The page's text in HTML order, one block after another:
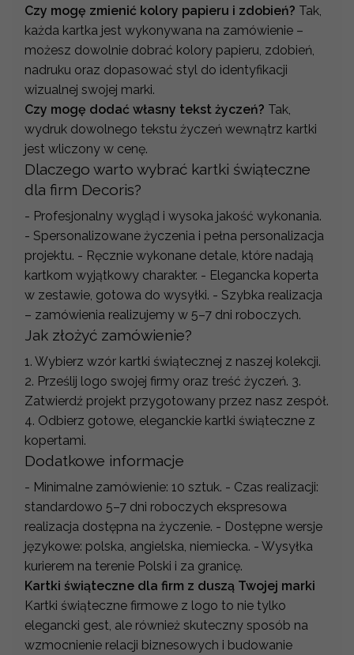
Czy mogę zmienić kolory papieru i zdobień? Tak,
każda kartka jest wykonywana na zamówienie –
możesz dowolnie dobrać kolory papieru, zdobień,
nadruku oraz dopasować styl do identyfikacji
wizualnej swojej marki.
Czy mogę dodać własny tekst życzeń? Tak,
wydruk dowolnego tekstu życzeń wewnątrz kartki
jest wliczony w cenę.
Dlaczego warto wybrać kartki świąteczne
dla firm Decoris?
- Profesjonalny wygląd i wysoka jakość wykonania.
- Spersonalizowane życzenia i pełna personalizacja
projektu. - Ręcznie wykonane detale, które nadają
kartkom wyjątkowy charakter. - Elegancka koperta
w zestawie, gotowa do wysyłki. - Szybka realizacja
– zamówienia realizujemy w 5–7 dni roboczych.
Jak złożyć zamówienie?
1. Wybierz wzór kartki świątecznej z naszej kolekcji.
2. Prześlij logo swojej firmy oraz treść życzeń. 3.
Zatwierdź projekt przygotowany przez nasz zespół.
4. Odbierz gotowe, eleganckie kartki świąteczne z
kopertami.
Dodatkowe informacje
- Minimalne zamówienie: 10 sztuk. - Czas realizacji:
standardowo 5–7 dni roboczych ekspresowa
realizacja dostępna na życzenie. - Dostępne wersje
językowe: polska, angielska, niemiecka. - Wysyłka
kurierem na terenie Polski i za granicę.
Kartki świąteczne dla firm z duszą Twojej marki
Kartki świąteczne firmowe z logo to nie tylko
elegancki gest, ale również skuteczny sposób na
wzmocnienie relacji biznesowych i budowanie